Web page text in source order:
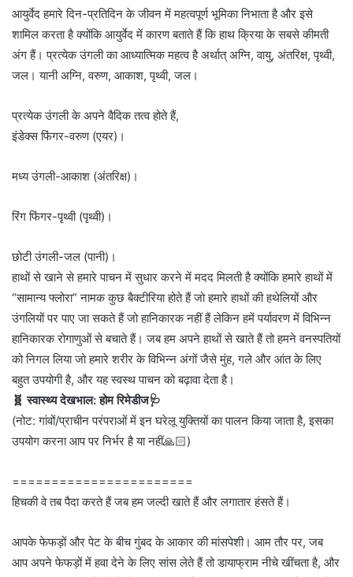
आयुर्वेद हमारे दिन-प्रतिदिन के जीवन में महत्वपूर्ण भूमिका निभाता है और इसे
शामिल करता है क्योंकि आयुर्वेद में कारण बताते हैं कि हाथ क्रिया के सबसे कीमती
अंग हैं। प्रत्येक उंगली का आध्यात्मिक महत्व है अर्थात् अग्नि, वायु, अंतरिक्ष, पृथ्वी,
जल। यानी अग्नि, वरुण, आकाश, पृथ्वी, जल।
प्रत्येक उंगली के अपने वैदिक तत्व होते हैं,
इंडेक्स फिंगर-वरुण (एयर)।
मध्य उंगली-आकाश (अंतरिक्ष)।
रिंग फिंगर-पृथ्वी (पृथ्वी)।
छोटी उंगली-जल (पानी)।
हाथों से खाने से हमारे पाचन में सुधार करने में मदद मिलती है क्योंकि हमारे हाथों में
“सामान्य फ्लोरा” नामक कुछ बैक्टीरिया होते हैं जो हमारे हाथों की हथेलियों और
उंगलियों पर पाए जा सकते हैं जो हानिकारक नहीं हैं लेकिन हमें पर्यावरण में विभिन्न
हानिकारक रोगाणुओं से बचाते हैं। जब हम अपने हाथों से खाते हैं तो हमने वनस्पतियों
को निगल लिया जो हमारे शरीर के विभिन्न अंगों जैसे मुंह, गले और आंत के लिए
बहुत उपयोगी है, और यह स्वस्थ पाचन को बढ़ावा देता है।
🧬 स्वास्थ्य देखभाल: होम रिमेडीज🩺
(नोट: गांवों/प्राचीन परंपराओं में इन घरेलू युक्तियों का पालन किया जाता है, इसका
उपयोग करना आप पर निर्भर है या नहीं🙏🏻)
=======================
हिचकी वे तब पैदा करते हैं जब हम जल्दी खाते हैं और लगातार हंसते हैं।
आपके फेफड़ों और पेट के बीच गुंबद के आकार की मांसपेशी। आम तौर पर, जब
आप अपने फेफड़ों में हवा देने के लिए सांस लेते हैं तो डायाफ्राम नीचे खींचता है, और